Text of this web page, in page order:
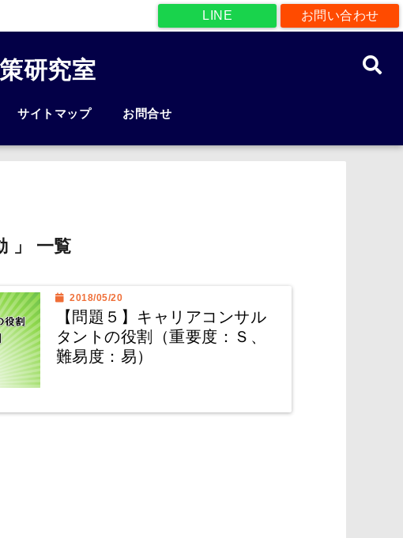
お問い合わせ
LINE
研究室
サイトマップ お問合せ
」 一覧
2018/05/20
【問題５】キャリアコンサル
タントの役割（重要度：Ｓ、
難易度：易）